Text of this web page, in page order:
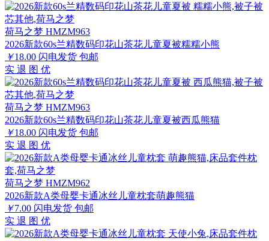
荷马之梦 HMZM963
2026新款60s兰精数码印花山茶花儿童夏被糯糯小熊
￥18.00 闪电发货 包邮
实 退 图 优
荷马之梦 HMZM963
2026新款60s兰精数码印花山茶花儿童夏被西瓜熊猫
￥18.00 闪电发货 包邮
实 退 图 优
荷马之梦 HMZM962
2026新款A类母婴卡通冰丝儿童枕套萌趣熊猫
￥7.00 闪电发货 包邮
实 退 图 优